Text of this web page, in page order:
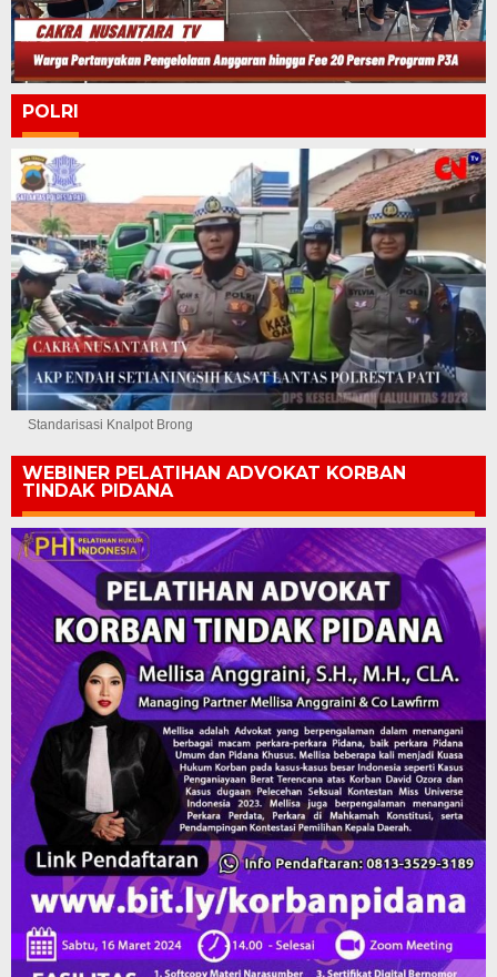
POLRI
Standarisasi Knalpot Brong
WEBINER PELATIHAN ADVOKAT KORBAN
TINDAK PIDANA